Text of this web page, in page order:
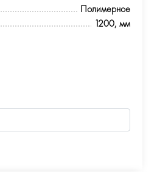
Полимерное
1200, мм